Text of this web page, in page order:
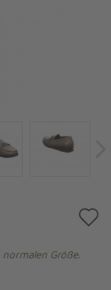
normalen Größe.